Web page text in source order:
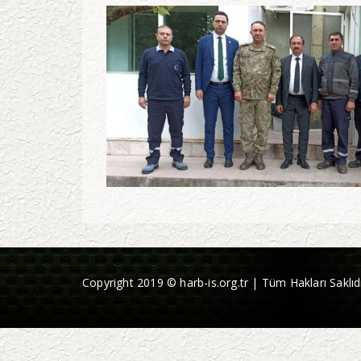
Copyright 2019 © harb-is.org.tr | Tüm Hakları